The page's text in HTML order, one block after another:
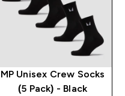
MP Unisex Crew Socks
(5 Pack) - Black